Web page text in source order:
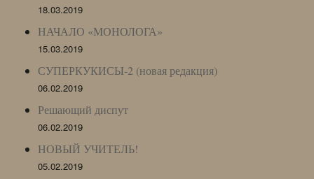
18.03.2019
НАЧАЛО «МОНОЛОГА»
15.03.2019
СУПЕРКУКИСЫ-2 (новая редакция)
06.02.2019
Решающий диспут
06.02.2019
НОВЫЙ УЧИТЕЛЬ!
05.02.2019